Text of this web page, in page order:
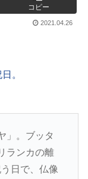
コピー
2021.04.26
。
」。ブッタ
ランカの離
日で、仏像